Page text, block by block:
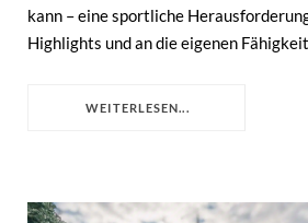
kann – eine sportliche
Highlights und an die eigenen
WEITERLESEN...